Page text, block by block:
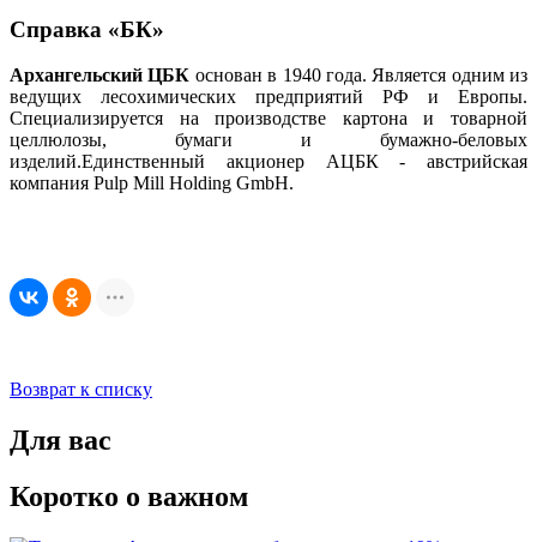
Справка «БК»
Архангельский ЦБК основан в 1940 года. Является одним из
ведущих лесохимических предприятий РФ и Европы.
Специализируется на производстве картона и товарной
целлюлозы, бумаги и бумажно-беловых
изделий.Единственный акционер АЦБК - австрийская
компания Pulp Mill Holding GmbH.
Возврат к списку
Для вас
Коротко о важном